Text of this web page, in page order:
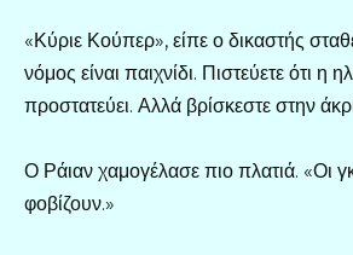
«Κύριε Κούπερ», είπε ο δικαστής
νόμος είναι παιχνίδι. Πιστεύετε ότι η
προστατεύει. Αλλά βρίσκεστε στην
Ο Ράιαν χαμογέλασε πιο πλατιά. «Οι
φοβίζουν.»